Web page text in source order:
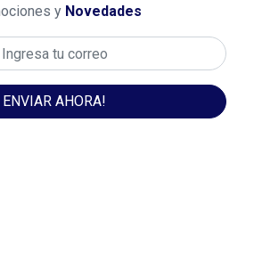
y Novedades
ENVIAR AHORA!